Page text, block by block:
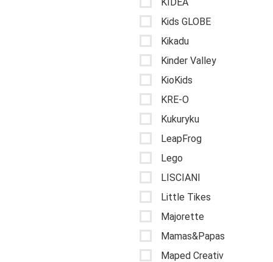
Kids GLOBE
Kikadu
Kinder Valley
KioKids
KRE-O
Kukuryku
LeapFrog
Lego
LISCIANI
Little Tikes
Majorette
Mamas&Papas
Maped Creativ